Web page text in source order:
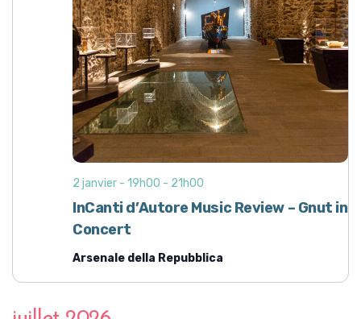
InCanti d’Autore Music Review – Gnut in
Concert
2 janvier - 19h00 - 21h00
Arsenale della Repubblica